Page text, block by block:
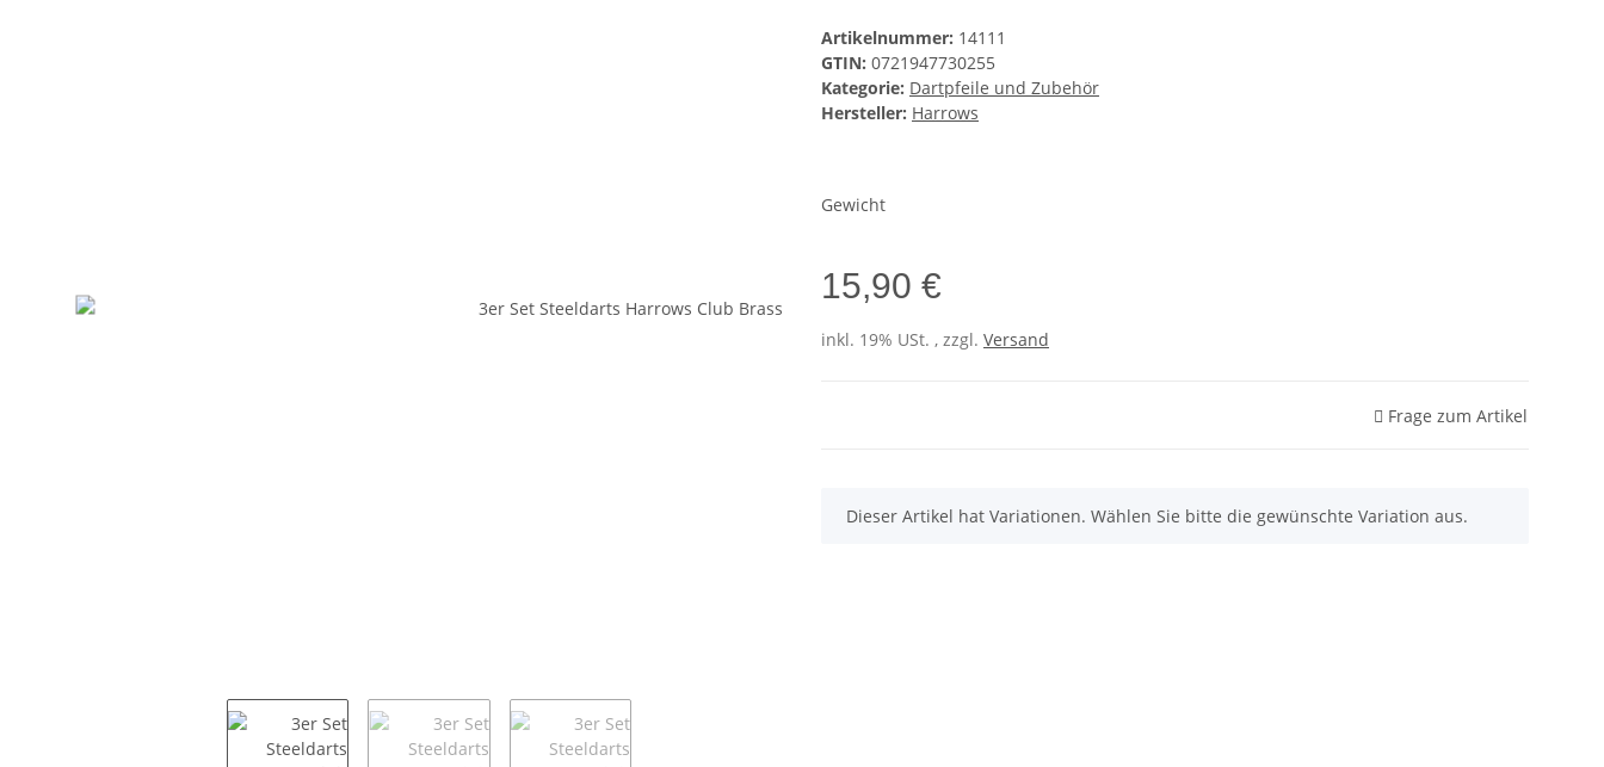
Artikelnummer: 14111
GTIN: 0721947730255
Kategorie: Dartpfeile und Zubehör
Hersteller: Harrows
Gewicht
15,90 €
inkl. 19% USt. , zzgl. Versand
Frage zum Artikel
x
Dieser Artikel hat Variationen. Wählen Sie bitte die gewünschte Variation aus.